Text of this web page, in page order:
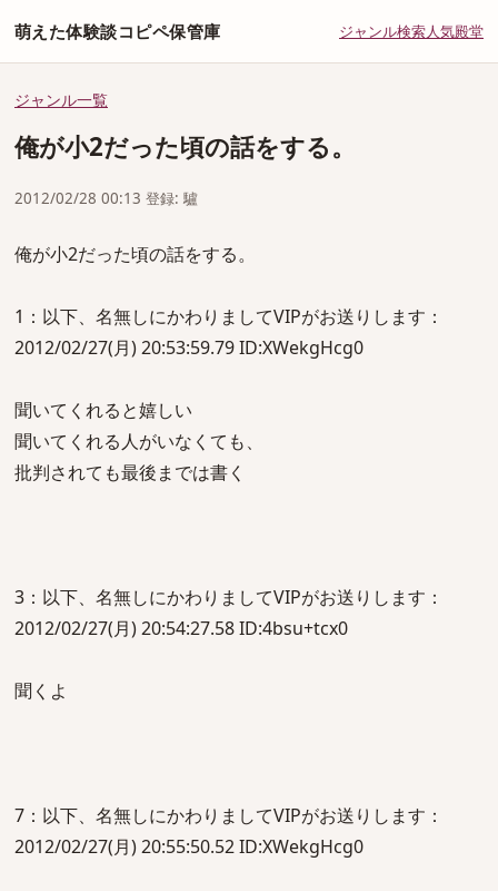
萌えた体験談コピペ保管庫 ジャンル検索人気殿堂
ジャンル一覧
俺が小2だった頃の話をする。
2012/02/28 00:13 登録: 驢
俺が小2だった頃の話をする。
1：以下、名無しにかわりましてVIPがお送りします：
2012/02/27(月) 20:53:59.79 ID:XWekgHcg0
聞いてくれると嬉しい
聞いてくれる人がいなくても、
批判されても最後までは書く
3：以下、名無しにかわりましてVIPがお送りします：
2012/02/27(月) 20:54:27.58 ID:4bsu+tcx0
聞くよ
7：以下、名無しにかわりましてVIPがお送りします：
2012/02/27(月) 20:55:50.52 ID:XWekgHcg0